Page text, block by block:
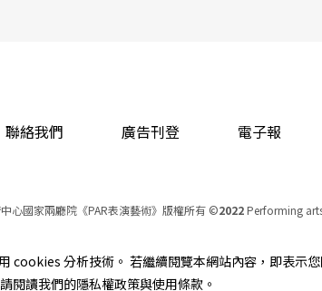
聯絡我們 廣告刊登 電子報
心國家兩廳院《PAR表演藝術》版權所有©2022Performing
本站所提供相關演出資訊，如有異動應以主辦單位公告
服務條款 ｜ 隱私權聲明
cookies 分析技術。 若繼續閱覽本網站內容，即表示
閱讀我們的隱私權政策與使用條款。